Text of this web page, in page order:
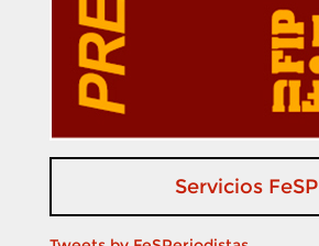
Servicios FeSP